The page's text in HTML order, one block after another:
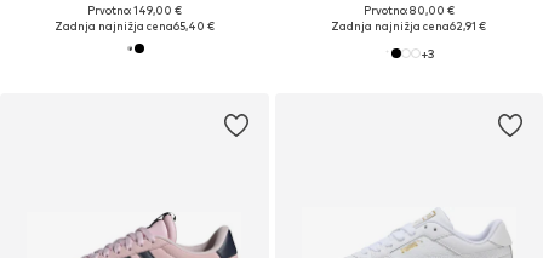
Prvotno: 149,00 €
Zadnja najnižja cena65,40 €
Prvotno: 80,00 €
Zadnja najnižja cena62,91 €
+3